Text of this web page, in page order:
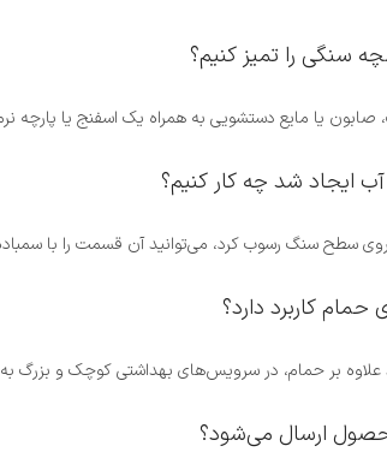
صابون یا مایع دستشویی به همراه یک اسفنج یا
را با سمباده نرم (شماره ۶۰۰) به آرامی تمیز کرده و پس از رفع جرم، از مواد جلادهنده مخصوص سنگ برای بازگرداندن
علاوه بر حمام، در سرویس‌های بهداشتی کوچک و بزرگ